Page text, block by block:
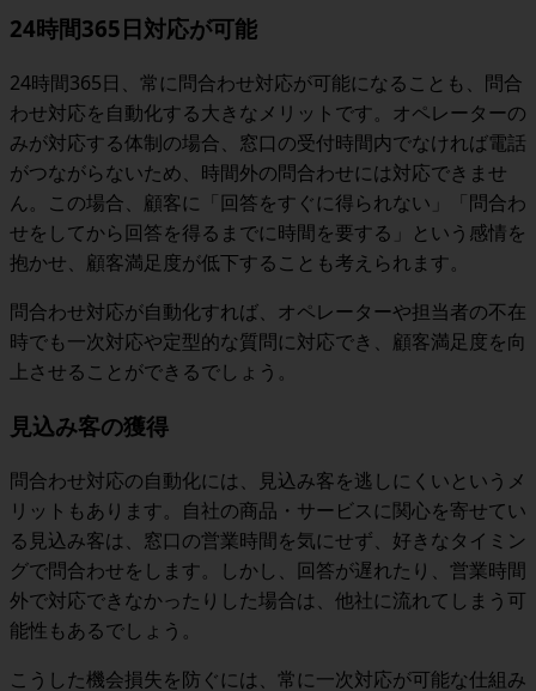
24時間365日対応が可能
24時間365日、常に問合わせ対応が可能になることも、問合
わせ対応を自動化する大きなメリットです。オペレーターの
みが対応する体制の場合、窓口の受付時間内でなければ電話
がつながらないため、時間外の問合わせには対応できませ
ん。この場合、顧客に「回答をすぐに得られない」「問合わ
せをしてから回答を得るまでに時間を要する」という感情を
抱かせ、顧客満足度が低下することも考えられます。
問合わせ対応が自動化すれば、オペレーターや担当者の不在
時でも一次対応や定型的な質問に対応でき、顧客満足度を向
上させることができるでしょう。
見込み客の獲得
問合わせ対応の自動化には、見込み客を逃しにくいというメ
リットもあります。自社の商品・サービスに関心を寄せてい
る見込み客は、窓口の営業時間を気にせず、好きなタイミン
グで問合わせをします。しかし、回答が遅れたり、営業時間
外で対応できなかったりした場合は、他社に流れてしまう可
能性もあるでしょう。
こうした機会損失を防ぐには、常に一次対応が可能な仕組み